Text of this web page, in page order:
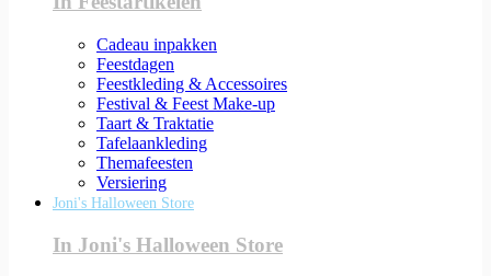
Cadeau inpakken
Feestdagen
Feestkleding & Accessoires
Festival & Feest Make-up
Taart & Traktatie
Tafelaankleding
Themafeesten
Versiering
Joni's Halloween Store
In Joni's Halloween Store